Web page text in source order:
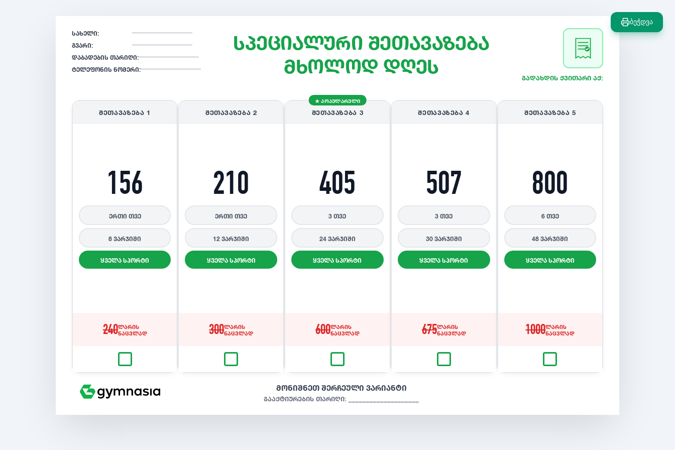
ბეჭდვა
სახელი:
გვარი:
დაბადების თარიღი:
ტელეფონის ნომერი:
სპეციალური შეთავაზება
მხოლოდ დღეს გადახდის ქვითარი აქ:
ᲨᲔᲗᲐᲕᲐᲖᲔᲑᲐ 1
156
ერთი თვე
8 ვარჯიში
ყველა სპორტი
240ლარის
ნაცვლად
ᲨᲔᲗᲐᲕᲐᲖᲔᲑᲐ2
210
ერთი თვე
12 ვარჯიში
ყველა სპორტი
300ლარის
ნაცვლად
★ პოპულარული
ᲨᲔᲗᲐᲕᲐᲖᲔᲑᲐ 3
405
3 თვე
24 ვარჯიში
ყველა სპორტი
600ლარის
ნაცვლად
ᲨᲔᲗᲐᲕᲐᲖᲔᲑᲐ4
507
3 თვე
30 ვარჯიში
ყველა სპორტი
675ლარის
ნაცვლად
ᲨᲔᲗᲐᲕᲐᲖᲔᲑᲐ5
800
6 თვე
48 ვარჯიში
ყველა სპორტი
1000ლარის
ნაცვლად
მონიშნეთ შერჩეული ვარიანტი
გააქტიურების თარიღი: ____________________